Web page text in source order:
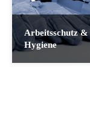
Arbeitsschutz &
Hygiene